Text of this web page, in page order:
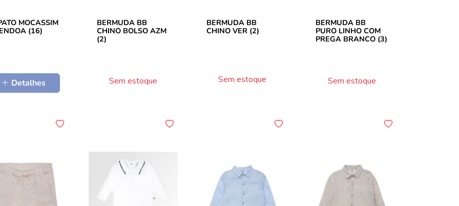
MOCASSIM
(16)
Detalhes
BERMUDA BB
CHINO BOLSO AZM
(2)
Sem estoque
BERMUDA BB
CHINO VER (2)
Sem estoque
BERMUDA BB
PURO LINHO COM
PREGA BRANCO (3)
Sem estoque